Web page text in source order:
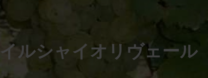
イルシャイオリヴェール